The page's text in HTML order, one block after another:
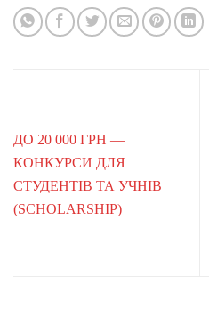
ДО 20 000 ГРН —
КОНКУРСИ ДЛЯ
СТУДЕНТІВ ТА УЧНІВ
(SCHOLARSHIP)